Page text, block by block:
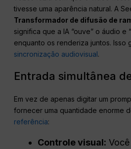
tivesse uma aparência natural. A
Transformador de difusão de
significa que a IA “ouve” o áudio e
enquanto os renderiza juntos. Isso
sincronização audiovisual .
Entrada simultânea
Em vez de apenas digitar um
fornecer uma quantidade enorme
referência:
Controle visual: